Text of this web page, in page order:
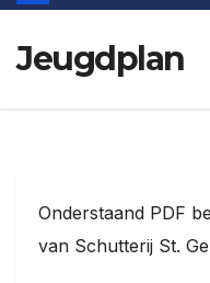
Jeugdplan
Onderstaand PDF
van Schutterij St.